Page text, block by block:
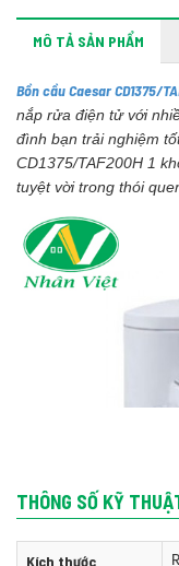
MÔ TẢ SẢN PHẨM
Bồn cầu Caesar CD1375/
nắp rửa điện tử với
đình bạn trải nghiệm
CD1375/TAF200H 1
tuyệt vời trong thói
THÔNG SỐ KỸ
Kích thước